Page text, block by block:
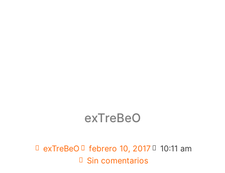
exTreBeO
exTreBeO febrero 10, 2017
10:11 am
Sin comentarios